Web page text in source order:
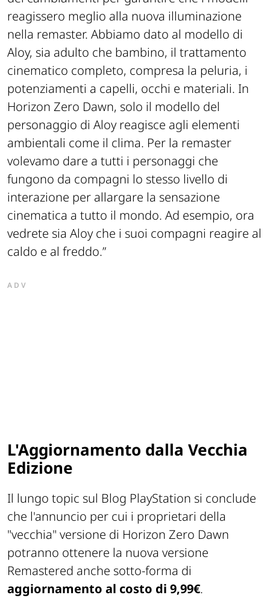
reagissero meglio alla nuova illuminazione
nella remaster. Abbiamo dato al modello di
Aloy, sia adulto che bambino, il trattamento
cinematico completo, compresa la peluria, i
potenziamenti a capelli, occhi e materiali. In
Horizon Zero Dawn, solo il modello del
personaggio di Aloy reagisce agli elementi
ambientali come il clima. Per la remaster
volevamo dare a tutti i personaggi che
fungono da compagni lo stesso livello di
interazione per allargare la sensazione
cinematica a tutto il mondo. Ad esempio, ora
vedrete sia Aloy che i suoi compagni reagire al
caldo e al freddo.”
ADV
L'Aggiornamento dalla Vecchia
Edizione
Il lungo topic sul Blog PlayStation si conclude
che l'annuncio per cui i proprietari della
"vecchia" versione di Horizon Zero Dawn
potranno ottenere la nuova versione
Remastered anche sotto-forma di
aggiornamento al costo di 9,99€.